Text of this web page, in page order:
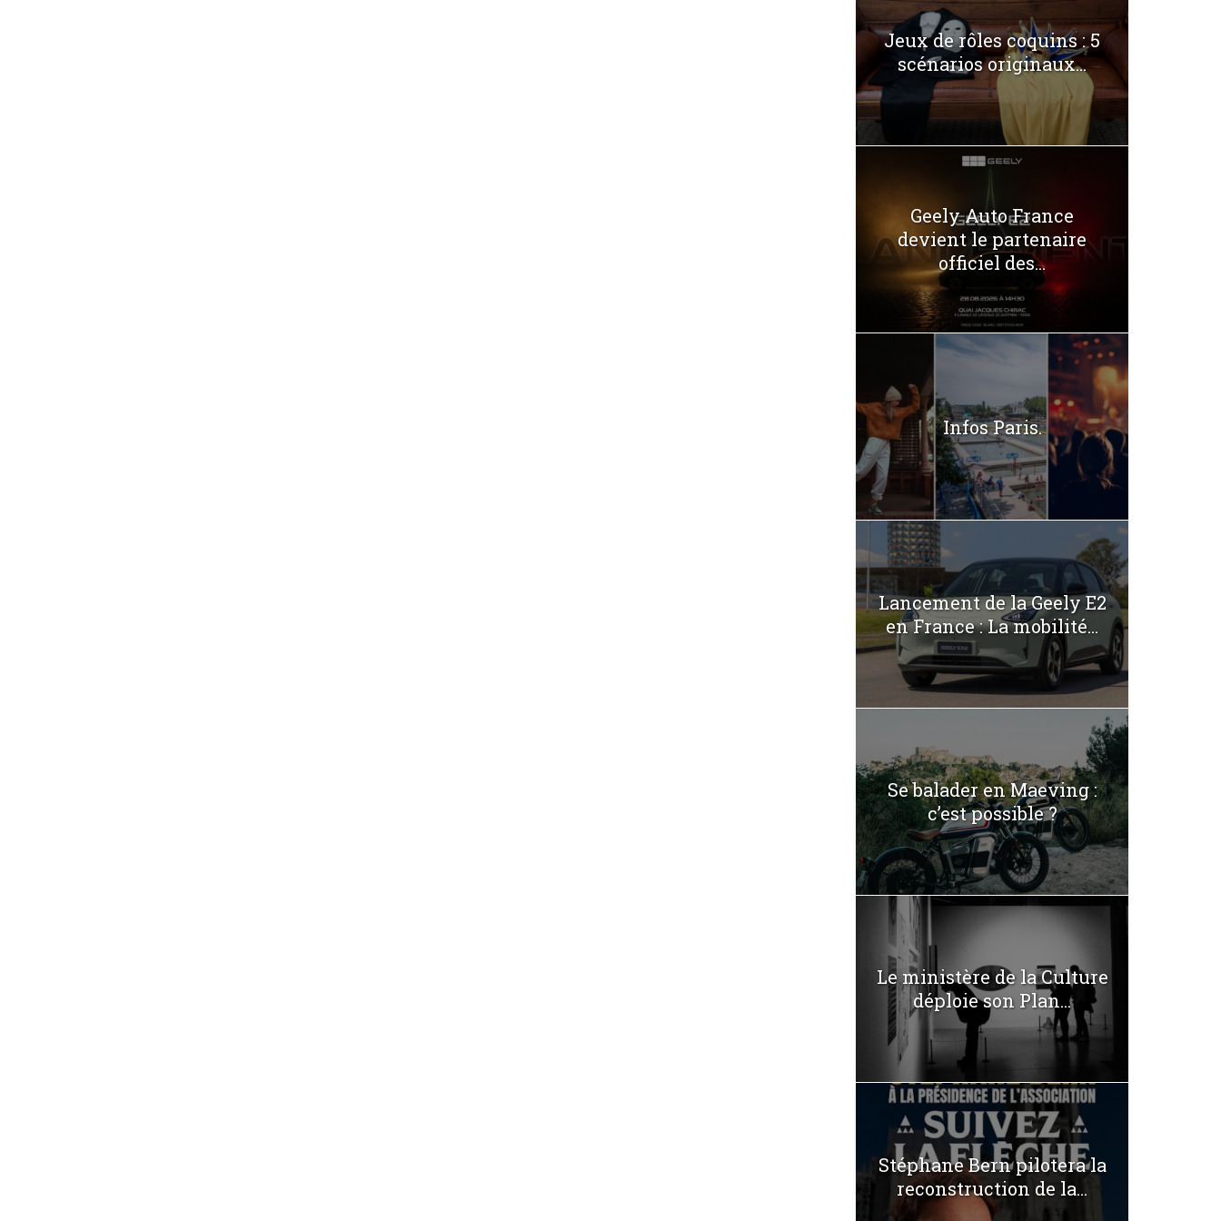
Jeux de rôles coquins : 5
scénarios originaux...
Geely Auto France
devient le partenaire
officiel des...
Infos Paris.
Lancement de la Geely E2
en France : La mobilité...
Se balader en Maeving :
c’est possible ?
Le ministère de la Culture
déploie son Plan...
Stéphane Bern pilotera la
reconstruction de la...